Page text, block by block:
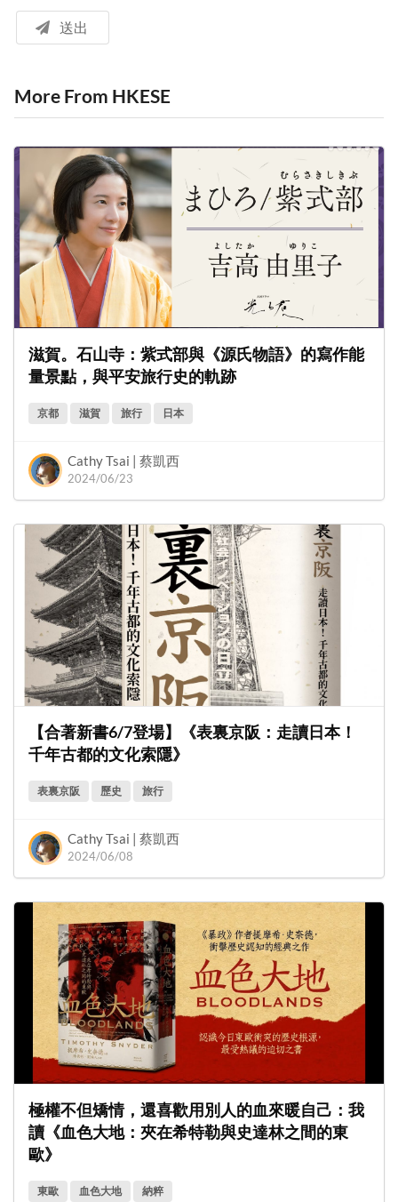
送出
More From HKESE
滋賀。石山寺：紫式部與《源氏物語》的寫作能
量景點，與平安旅行史的軌跡
京都 滋賀 旅行 日本
Cathy Tsai | 蔡凱西
2024/06/23
【合著新書6/7登場】《表裏京阪：走讀日本！
千年古都的文化索隱》
表裏京阪 歷史 旅行
Cathy Tsai | 蔡凱西
2024/06/08
極權不但矯情，還喜歡用別人的血來暖自己：我
讀《血色大地：夾在希特勒與史達林之間的東
歐》
東歐 血色大地 納粹